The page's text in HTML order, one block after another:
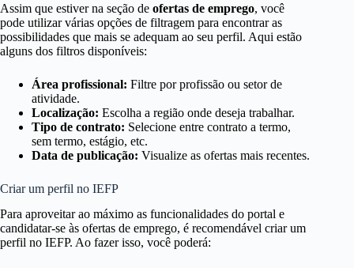
Assim que estiver na seção de ofertas de emprego, você
pode utilizar várias opções de filtragem para encontrar as
possibilidades que mais se adequam ao seu perfil. Aqui estão
alguns dos filtros disponíveis:
Área profissional: Filtre por profissão ou setor de
atividade.
Localização: Escolha a região onde deseja trabalhar.
Tipo de contrato: Selecione entre contrato a termo,
sem termo, estágio, etc.
Data de publicação: Visualize as ofertas mais recentes.
Criar um perfil no IEFP
Para aproveitar ao máximo as funcionalidades do portal e
candidatar-se às ofertas de emprego, é recomendável criar um
perfil no IEFP. Ao fazer isso, você poderá: